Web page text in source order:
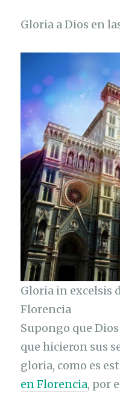
Gloria a Dios en
Gloria in excelsis
Florencia
Supongo que
que hicieron sus
gloria, como es
en Florencia, por